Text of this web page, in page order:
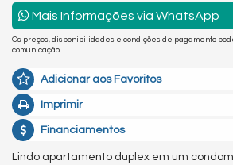
Mais Informações via WhatsApp
Os preços, disponibilidades e condições de pagamento
comunicação.
Adicionar aos Favoritos
Imprimir
Financiamentos
Lindo apartamento duplex em um